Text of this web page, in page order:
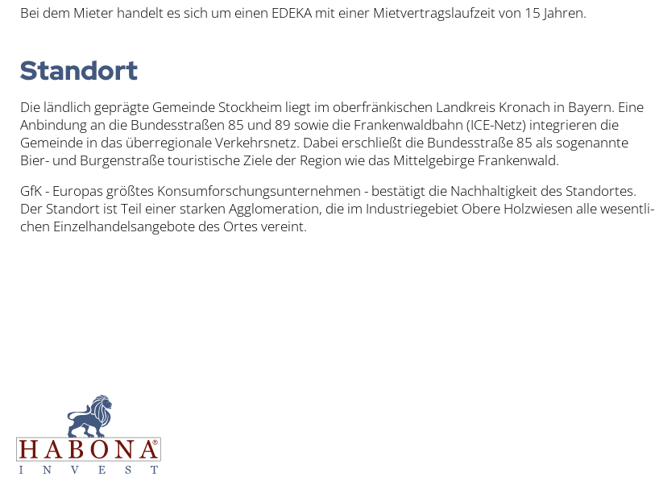
Bei dem Mie­ter han­delt es sich um einen EDE­KA mit einer Miet­ver­trags­lauf­zeit von 15 Jah­ren.
Stand­ort
Die länd­lich gepräg­te Gemein­de Stock­heim liegt im ober­frän­ki­schen Land­kreis Kro­nach in Bay­ern. Eine
Anbin­dung an die Bun­des­stra­ßen 85 und 89 sowie die Fran­ken­wald­bahn (ICE-Netz) inte­grie­ren die
Gemein­de in das über­re­gio­na­le Ver­kehrs­netz. Dabei erschließt die Bun­des­stra­ße 85 als soge­nann­te
Bier- und Bur­gen­stra­ße tou­ris­ti­sche Zie­le der Regi­on wie das Mit­tel­ge­bir­ge Fran­ken­wald.
GfK - Euro­pas größ­tes Kon­sum­for­schungs­un­ter­neh­men - bestä­tigt die Nach­hal­tig­keit des Stand­or­tes.
Der Stand­ort ist Teil einer star­ken Agglo­me­ra­ti­on, die im Indus­trie­ge­biet Obe­re Holz­wie­sen alle wesent­li­
chen Ein­zel­han­dels­an­ge­bo­te des Ortes ver­eint.
Habona Invest GmbH